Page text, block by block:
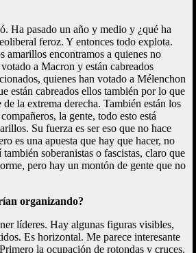
Ha pasado un año y medio y ¿qué ha
feroz. Y entonces todo explota.
amarillos encontramos a quienes no
a Macron y están cabreados
quienes han votado a Mélenchon
están cabreados ellos también por lo que
la extrema derecha. También están los
la gente, todo esto está
Su fuerza es ser eso que no hace
es una apuesta que hay que hacer, no
soberanistas o fascistas, claro que
pero hay un montón de gente que no
organizando?
líderes. Hay algunas figuras visibles,
Es horizontal. Me parece interesante
la ocupación de rotondas y cruces.